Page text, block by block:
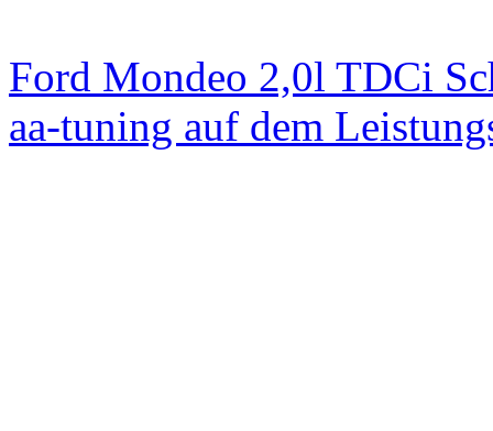
Ford Mondeo 2,0l TDCi
aa-tuning auf dem